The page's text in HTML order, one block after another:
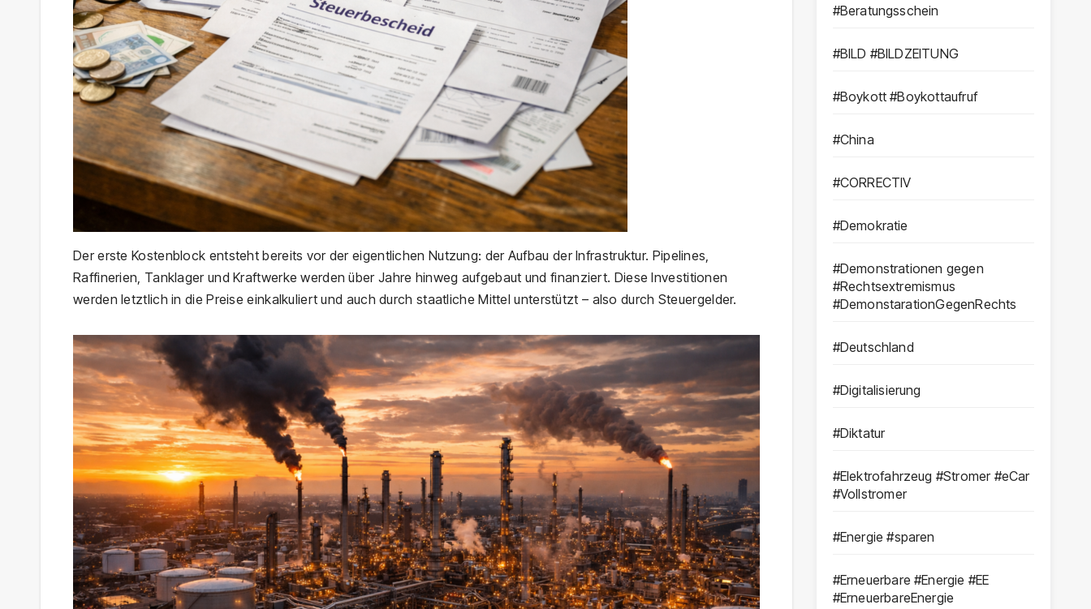
Der erste Kostenblock entsteht bereits vor der eigentlichen Nutzung: der Aufbau der Infrastruktur. Pipelines,
Raffinerien, Tanklager und Kraftwerke werden über Jahre hinweg aufgebaut und finanziert. Diese Investitionen
werden letztlich in die Preise einkalkuliert und auch durch staatliche Mittel unterstützt – also durch Steuergelder.
#Beratungsschein
#BILD #BILDZEITUNG
#Boykott #Boykottaufruf
#China
#CORRECTIV
#Demokratie
#Demonstrationen gegen
#Rechtsextremismus
#DemonstarationGegenRechts
#Deutschland
#Digitalisierung
#Diktatur
#Elektrofahrzeug #Stromer #eCar
#Vollstromer
#Energie #sparen
#Erneuerbare #Energie #EE
#ErneuerbareEnergie